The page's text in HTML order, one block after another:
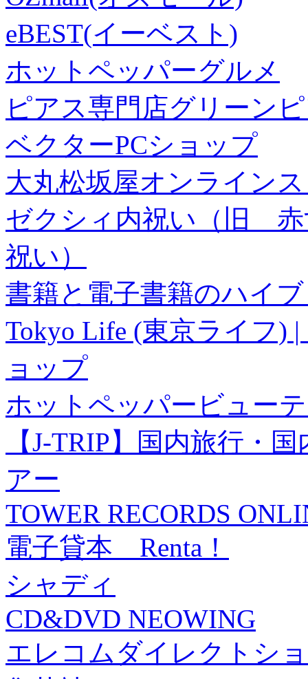
eBEST(イーベスト)
ホットペッパーグルメ
ピアス専門店グリーン
ベクターPCショップ
大丸松坂屋オンライン
ゼクシィ内祝い（旧 赤
祝い）
書籍と電子書籍のハイ
Tokyo Life (東京ライフ)
ョップ
ホットペッパービュー
【J-TRIP】国内旅行・
アー
TOWER RECORDS
電子貸本 Renta！
シャディ
CD&DVD NEOWING
エレコムダイレクトシ